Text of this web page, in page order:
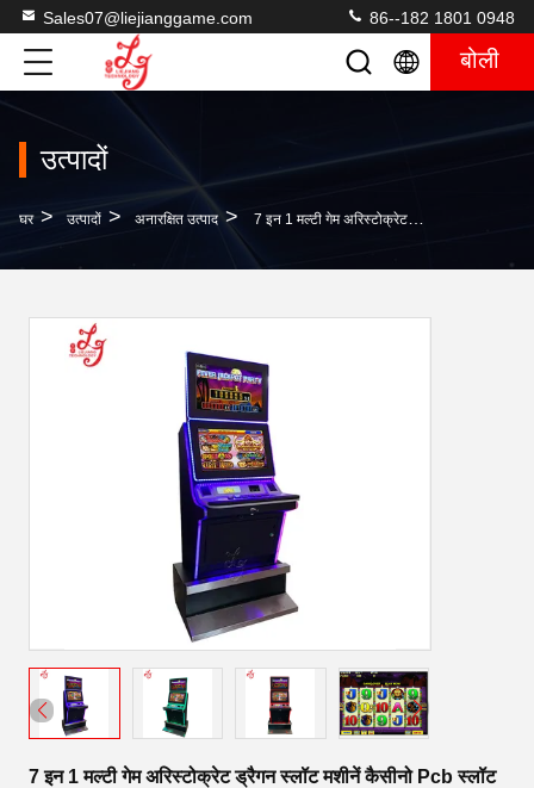
Sales07@liejianggame.com 86--182 1801 0948
बोली
उत्पादों
घर > उत्पादों > अनारक्षित उत्पाद > 7 इन 1 मल्टी गेम अरिस्टोक्रेट ड्रैगन स्लॉट मशीनें कैसीनो Pcb स्लॉट गेम बोर्ड
7 इन 1 मल्टी गेम अरिस्टोक्रेट ड्रैगन स्लॉट मशीनें कैसीनो Pcb स्लॉट